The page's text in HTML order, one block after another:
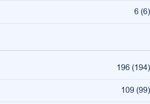
6 (6)
196 (194)
109 (99)